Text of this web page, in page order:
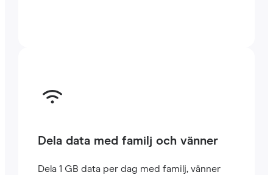
Dela data med familj och vänner
Dela 1 GB data per dag med familj, vänner